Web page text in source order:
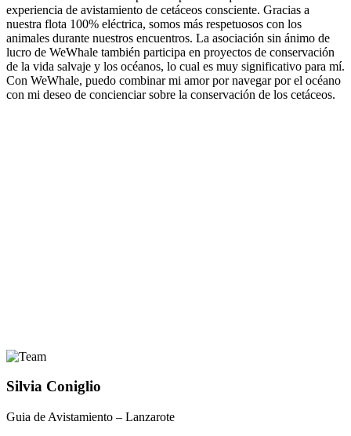
experiencia de avistamiento de cetáceos consciente. Gracias a
nuestra flota 100% eléctrica, somos más respetuosos con los
animales durante nuestros encuentros. La asociación sin ánimo de
lucro de WeWhale también participa en proyectos de conservación
de la vida salvaje y los océanos, lo cual es muy significativo para mí.
Con WeWhale, puedo combinar mi amor por navegar por el océano
con mi deseo de concienciar sobre la conservación de los cetáceos.
Silvia Coniglio
Guia de Avistamiento – Lanzarote